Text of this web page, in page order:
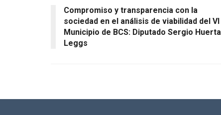
Compromiso y transparencia con la
sociedad en el análisis de viabilidad del VI
Municipio de BCS: Diputado Sergio Huerta
Leggs